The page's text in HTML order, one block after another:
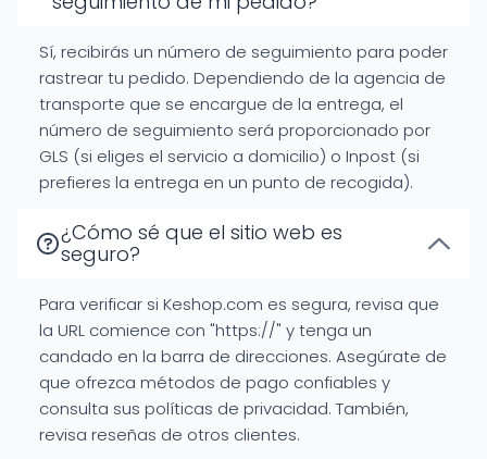
Sí, recibirás un número de seguimiento para poder
rastrear tu pedido. Dependiendo de la agencia de
transporte que se encargue de la entrega, el
número de seguimiento será proporcionado por
GLS (si eliges el servicio a domicilio) o Inpost (si
prefieres la entrega en un punto de recogida).
¿Cómo sé que el sitio web es
seguro?
Para verificar si Keshop.com es segura, revisa que
la URL comience con "https://" y tenga un
candado en la barra de direcciones. Asegúrate de
que ofrezca métodos de pago confiables y
consulta sus políticas de privacidad. También,
revisa reseñas de otros clientes.